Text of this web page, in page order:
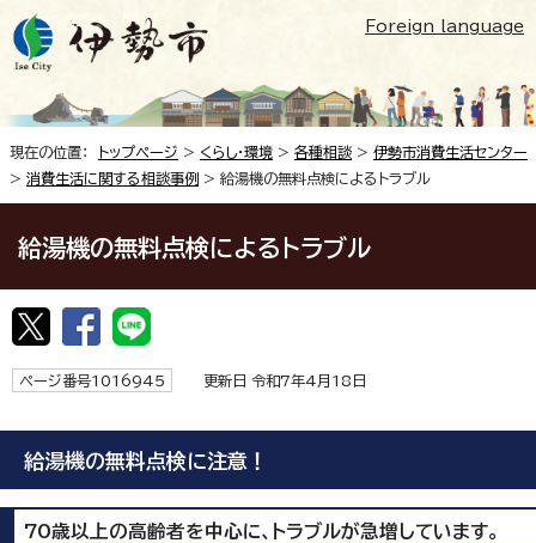
Foreign language
現在の位置： トップページ > くらし・環境 > 各種相談 > 伊勢市消費生活センター
> 消費生活に関する相談事例 > 給湯機の無料点検によるトラブル
給湯機の無料点検によるトラブル
ページ番号1016945 更新日 令和7年4月18日
給湯機の無料点検に注意！
70歳以上の高齢者を中心に、トラブルが急増しています。